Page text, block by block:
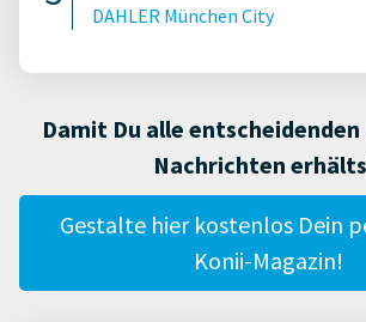
DAHLER München City
Damit Du alle
Nachrichten
Gestalte hier kostenlos Dein
Konii-Magazin!